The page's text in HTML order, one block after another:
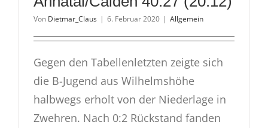
Von Dietmar_Claus | 6. Februar 2020 | Allgemein
Gegen den Tabellenletzten zeigte sich
die B-Jugend aus Wilhelmshöhe
halbwegs erholt von der Niederlage in
Zwehren. Nach 0:2 Rückstand fanden